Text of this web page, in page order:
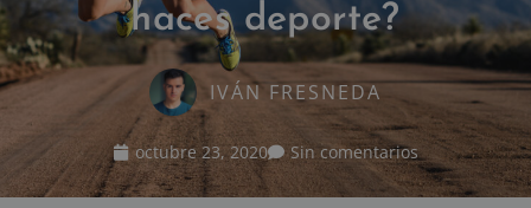
haces deporte?
IVÁN FRESNEDA
octubre 23, 2020 Sin comentarios